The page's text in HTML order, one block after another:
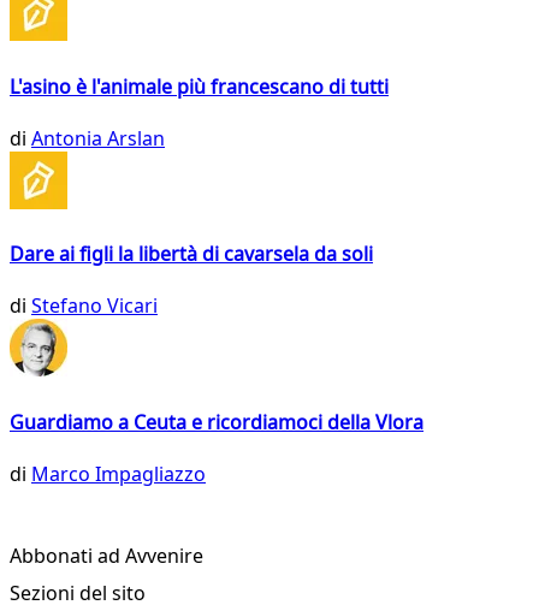
L'asino è l'animale più francescano di tutti
di Antonia Arslan
Dare ai figli la libertà di cavarsela da soli
di Stefano Vicari
Guardiamo a Ceuta e ricordiamoci della Vlora
di Marco Impagliazzo
Abbonati ad Avvenire
Sezioni del sito